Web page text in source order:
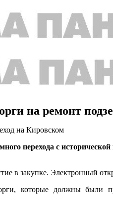
на ремонт
на Кировском
перехода с
в закупке. Электронный
которые должны были